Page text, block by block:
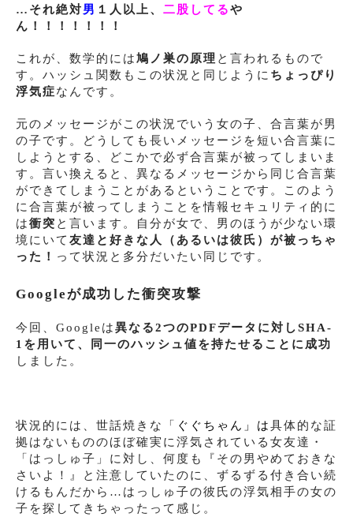
…それ絶対男 １人以上、 二股してるや
ん！！！！！！！
これが、数学的には鳩ノ巣の原理 と言われるもので
す。ハッシュ関数もこの状況と同じように ちょっぴり
浮気症なんです。
元のメッセージがこの状況でいう女の子、合言葉が男
の子です。どうしても長いメッセージを短い合言葉に
しようとする、どこかで必ず合言葉が被ってしまいま
す。言い換えると、異なるメッセージから同じ合言葉
ができてしまうことがあるということです。このよう
に合言葉が被ってしまうことを情報セキュリティ的に
は衝突 と言います。自分が女で、男のほうが少ない環
境にいて 友達と好きな人（あるいは彼氏）が被っちゃ
った！
って状況と多分だいたい同じです。
Googleが成功した衝突攻撃
今回、Googleは異なる2つのPDFデータに対しSHA-
1を用いて、同一のハッシュ値を持たせることに成功
しました。
状況的には、世話焼きな「 ぐぐちゃん」は具体的な証
拠はないもののほぼ確実に浮気されている女友達・
「はっしゅ子」に対し、何度も『その男やめておきな
さいよ！』と注意していたのに、ずるずる付き合い続
けるもんだから…はっしゅ子の彼氏の浮気相手の女の
子を探してきちゃったって感じ。